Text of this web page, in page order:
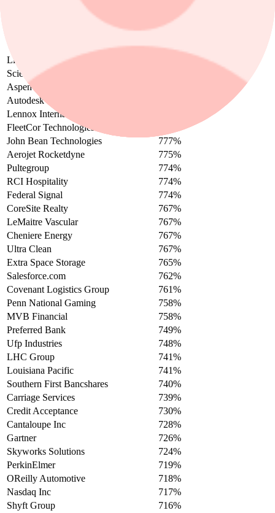
Taiwan Semiconductor Manufacturing
791%
Willdan
789%
Live Ventures
Scientific Games
Aspen Technology
Autodesk
Lennox International
FleetCor Technologies
John Bean Technologies
777%
Aerojet Rocketdyne
775%
Pultegroup
774%
RCI Hospitality
774%
Federal Signal
774%
CoreSite Realty
767%
LeMaitre Vascular
767%
Cheniere Energy
767%
Ultra Clean
767%
Extra Space Storage
765%
Salesforce.com
762%
Covenant Logistics Group
761%
Penn National Gaming
758%
MVB Financial
758%
Preferred Bank
749%
Ufp Industries
748%
LHC Group
741%
Louisiana Pacific
741%
Southern First Bancshares
740%
Carriage Services
739%
Credit Acceptance
730%
Cantaloupe Inc
728%
Gartner
726%
Skyworks Solutions
724%
PerkinElmer
719%
OReilly Automotive
718%
Nasdaq Inc
717%
Shyft Group
716%